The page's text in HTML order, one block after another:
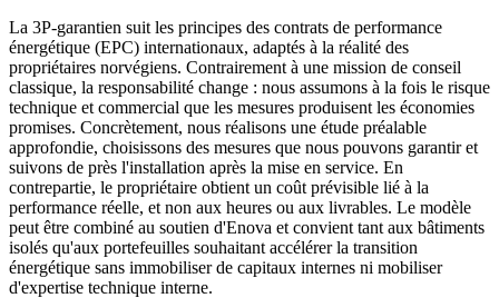
La 3P-garantien suit les principes des contrats de performance
énergétique (EPC) internationaux, adaptés à la réalité des
propriétaires norvégiens. Contrairement à une mission de conseil
classique, la responsabilité change : nous assumons à la fois le risque
technique et commercial que les mesures produisent les économies
promises. Concrètement, nous réalisons une étude préalable
approfondie, choisissons des mesures que nous pouvons garantir et
suivons de près l'installation après la mise en service. En
contrepartie, le propriétaire obtient un coût prévisible lié à la
performance réelle, et non aux heures ou aux livrables. Le modèle
peut être combiné au soutien d'Enova et convient tant aux bâtiments
isolés qu'aux portefeuilles souhaitant accélérer la transition
énergétique sans immobiliser de capitaux internes ni mobiliser
d'expertise technique interne.